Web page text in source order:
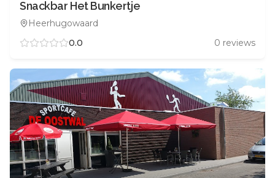
Snackbar Het Bunkertje
Heerhugowaard
0.0
0 reviews